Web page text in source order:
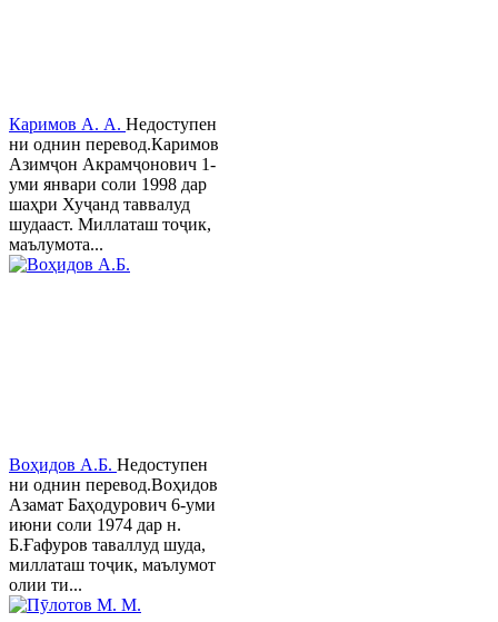
Каримов А. А. Недоступен
ни однин перевод.Каримов
Азимҷон Акрамҷонович 1-
уми январи соли 1998 дар
шаҳри Хуҷанд таввалуд
шудааст. Миллаташ тоҷик,
маълумота...
Воҳидов А.Б. Недоступен
ни однин перевод.Воҳидов
Азамат Баҳодурович 6-уми
июни соли 1974 дар н.
Б.Ғафуров таваллуд шуда,
миллаташ тоҷик, маълумот
олии ти...